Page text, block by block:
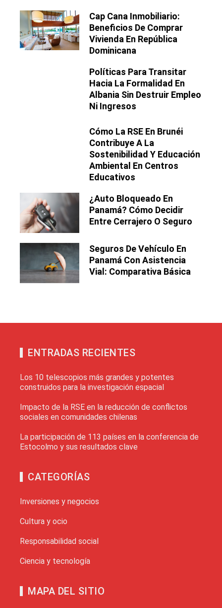
Cap Cana Inmobiliario:
Beneficios De Comprar
Vivienda En República
Dominicana
Políticas Para Transitar
Hacia La Formalidad En
Albania Sin Destruir Empleo
Ni Ingresos
Cómo La RSE En Brunéi
Contribuye A La
Sostenibilidad Y Educación
Ambiental En Centros
Educativos
¿Auto Bloqueado En
Panamá? Cómo Decidir
Entre Cerrajero O Seguro
Seguros De Vehículo En
Panamá Con Asistencia
Vial: Comparativa Básica
ENTRADAS RECIENTES
Los 10 telescopios más grandes y potentes
construidos para la investigación espacial
Impacto de la RSE en la reducción de conflictos
sociales en comunidades chilenas
La participación de 113 países en la conferencia de
Estocolmo y sus resultados clave
CATEGORÍAS
Inversiones y negocios
Cultura y ocio
Responsabilidad social
Ciencia y tecnología
MAPA DEL SITIO